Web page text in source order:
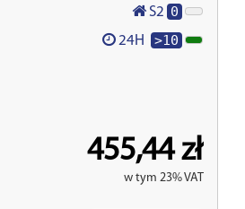
S2 0
24H >10
455,44 zł
w tym 23% VAT